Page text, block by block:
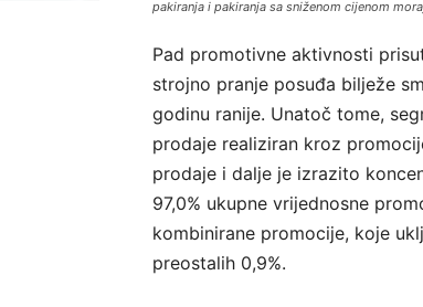
pakiranja i pakiranja sa sniženom cijenom
Pad promotivne aktivnosti
strojno pranje posuđa bilježe
godinu ranije. Unatoč tome,
prodaje realiziran kroz
prodaje i dalje je izrazito
97,0% ukupne vrijednosne
kombinirane promocije, koje
preostalih 0,9%.